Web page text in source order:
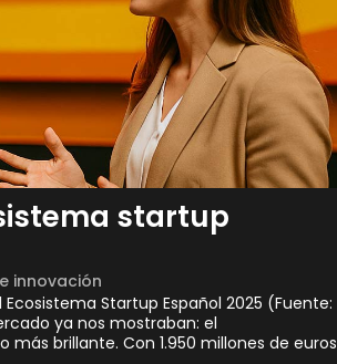
startup
innovación
Startup Español 2025 (Fuente:
ya nos mostraban: el
brillante. Con 1.950 millones de euros